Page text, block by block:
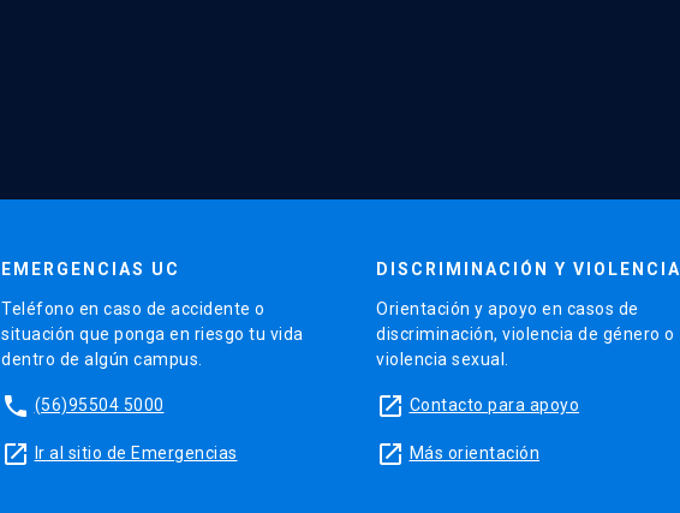
EMERGENCIAS UC
Teléfono en caso de accidente o
situación que ponga en riesgo tu vida
dentro de algún campus.
phone (56)95504 5000
launch Ir al sitio de Emergencias
DISCRIMINACIÓN Y VIOLENCIA
Orientación y apoyo en casos de
discriminación, violencia de género o
violencia sexual.
launch Contacto para apoyo
launch Más orientación